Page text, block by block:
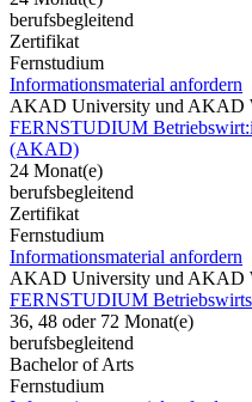
berufsbegleitend
Zertifikat
Fernstudium
Informationsmaterial anfordern
AKAD University und AKAD
FERNSTUDIUM
(AKAD)
24 Monat(e)
berufsbegleitend
Zertifikat
Fernstudium
Informationsmaterial anfordern
AKAD University und AKAD
FERNSTUDIUM
36, 48 oder 72 Monat(e)
berufsbegleitend
Bachelor of Arts
Fernstudium